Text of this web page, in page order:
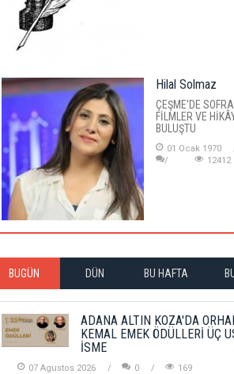
Hilal Solmaz
ÇEŞME'DE
FİLMLER VE
BULUŞTU
01 Ocak 1970
12412
BUGÜN DÜN BU HAFTA
ADANA ALTIN KOZA'DA
KEMAL EMEK ÖDÜLLERİ ÜÇ
İSME
07 Agustos 2026 0 169